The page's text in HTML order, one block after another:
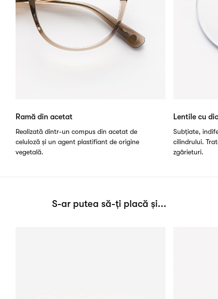
Ramă din acetat
Realizată dintr-un compus din acetat de
celuloză și un agent plastifiant de origine
vegetală.
Lentile cu
Subțiate,
cilindrului.
zgârieturi.
S-ar putea să-ți placă și...